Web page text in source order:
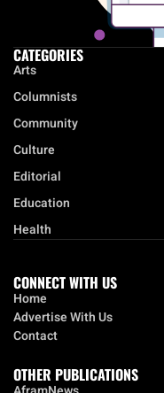
CATEGORIES
Arts
Columnists
Community
Culture
Editorial
Education
Health
CONNECT WITH US
Home
Advertise With Us
Contact
OTHER PUBLICATIONS